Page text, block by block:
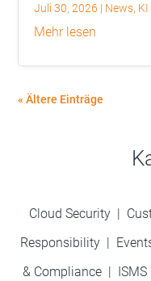
Juli 30, 2026 | News, KI
mehr lesen
« Ältere Einträge
Cloud Security |
Responsibility|
& Compliance | ISMS